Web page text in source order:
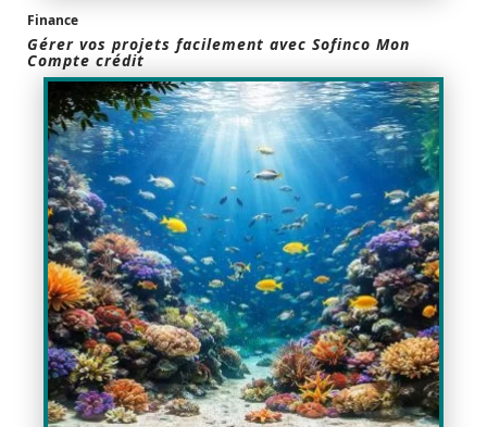
Finance
Gérer vos projets facilement avec Sofinco Mon
Compte crédit